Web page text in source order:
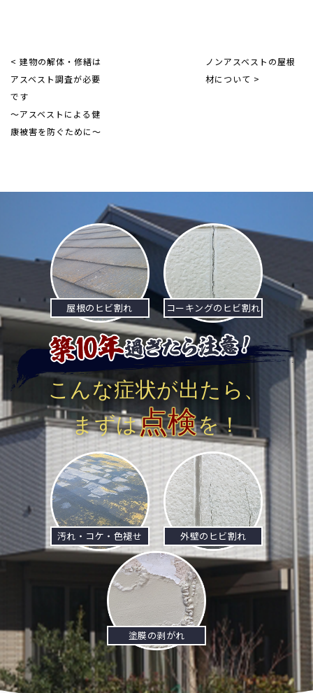
< 建物の解体・修繕は
アスベスト調査が必要
です
～アスベストによる健
康被害を防ぐために～
ノンアスベストの屋根
材について >
屋根のヒビ割れ コーキングのヒビ割れ
こんな症状が出たら、
まずは点検を！
汚れ・コケ・色褪せ 外壁のヒビ割れ
塗膜の剥がれ